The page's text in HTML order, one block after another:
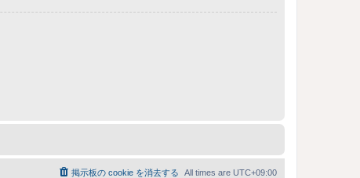
All times are UTC+09:00
掲示板の cookie を消去する